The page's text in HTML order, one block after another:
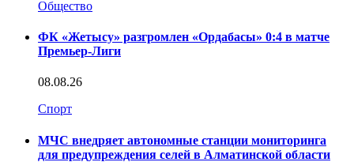
Общество
ФК «Жетысу» разгромлен «Ордабасы» 0:4 в матче
Премьер-Лиги
08.08.26
Спорт
МЧС внедряет автономные станции мониторинга
для предупреждения селей в Алматинской области